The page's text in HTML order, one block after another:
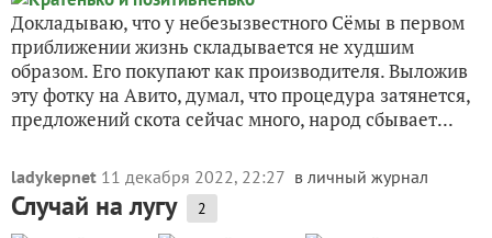
Докладываю, что у небезызвестного Сёмы в первом
приближении жизнь складывается не худшим
образом. Его покупают как производителя. Выложив
эту фотку на Авито, думал, что процедура затянется,
предложений скота сейчас много, народ сбывает...
ladykepnet 11 декабря 2022, 22:27 в личный журнал
Случай на лугу 2